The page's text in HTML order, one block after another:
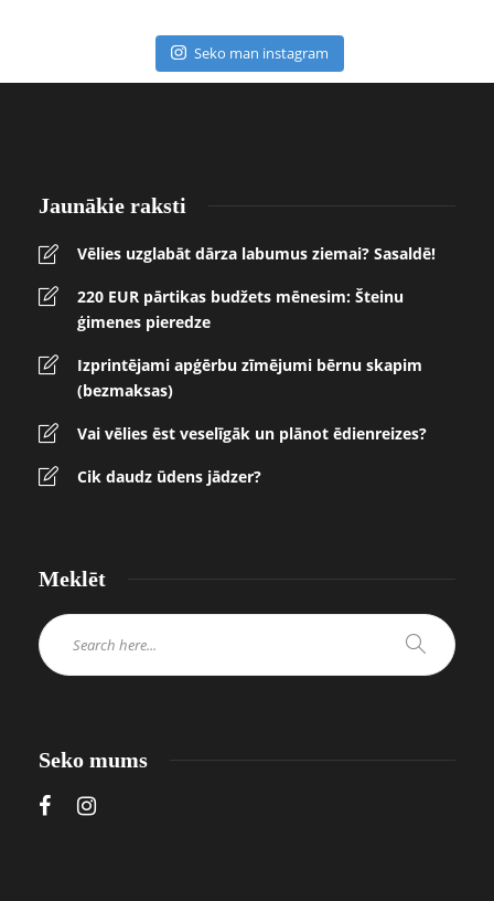
Seko man instagram
Jaunākie raksti
Vēlies uzglabāt dārza labumus ziemai? Sasaldē!
220 EUR pārtikas budžets mēnesim: Šteinu
ģimenes pieredze
Izprintējami apģērbu zīmējumi bērnu skapim
(bezmaksas)
Vai vēlies ēst veselīgāk un plānot ēdienreizes?
Cik daudz ūdens jādzer?
Meklēt
Seko mums